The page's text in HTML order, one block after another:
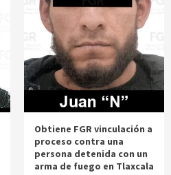
Obtiene FGR vinculación a
proceso contra una
persona detenida con un
arma de fuego en Tlaxcala